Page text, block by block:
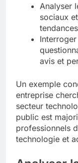
Analyser
sociaux
avis et
Un exemple
entreprise
secteur
public est
professionnels
technologie et